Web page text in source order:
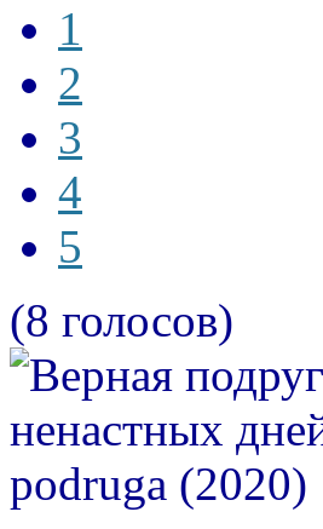
1
2
3
4
5
(8 голосов)